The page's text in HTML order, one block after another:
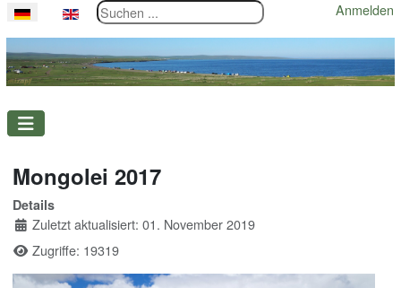
Sprache auswählenSuchen ... Anmelden
Mongolei 2017
Details
Zuletzt aktualisiert: 01. November 2019
Zugriffe: 19319